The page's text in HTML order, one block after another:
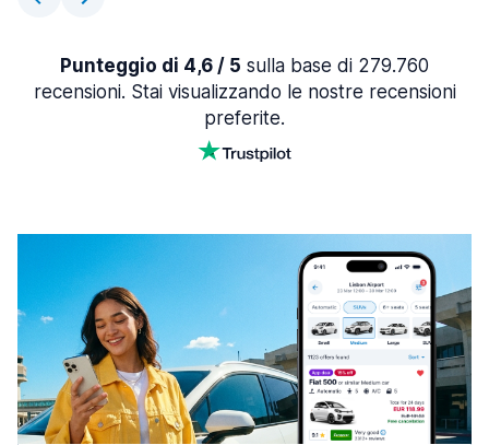
Punteggio di 4,6 / 5 sulla base di 279.760
recensioni. Stai visualizzando le nostre recensioni
preferite.